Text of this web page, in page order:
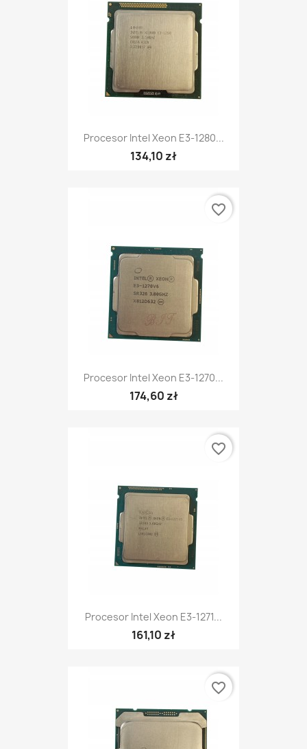
Procesor Intel Xeon E3-1280...
134,10 zł
Procesor Intel Xeon E3-1270...
174,60 zł
favorite_border
Procesor Intel Xeon E3-1271...
161,10 zł
favorite_border
favorite_border